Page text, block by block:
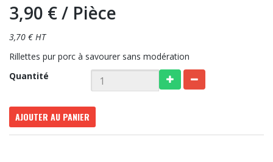
3,90 €/ Pièce
3,70 € HT
Rillettes pur porc à savourer sans modération
Quantité
AJOUTER AU PANIER